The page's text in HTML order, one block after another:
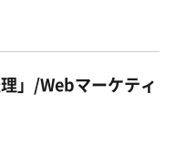
」/Webマーケティ